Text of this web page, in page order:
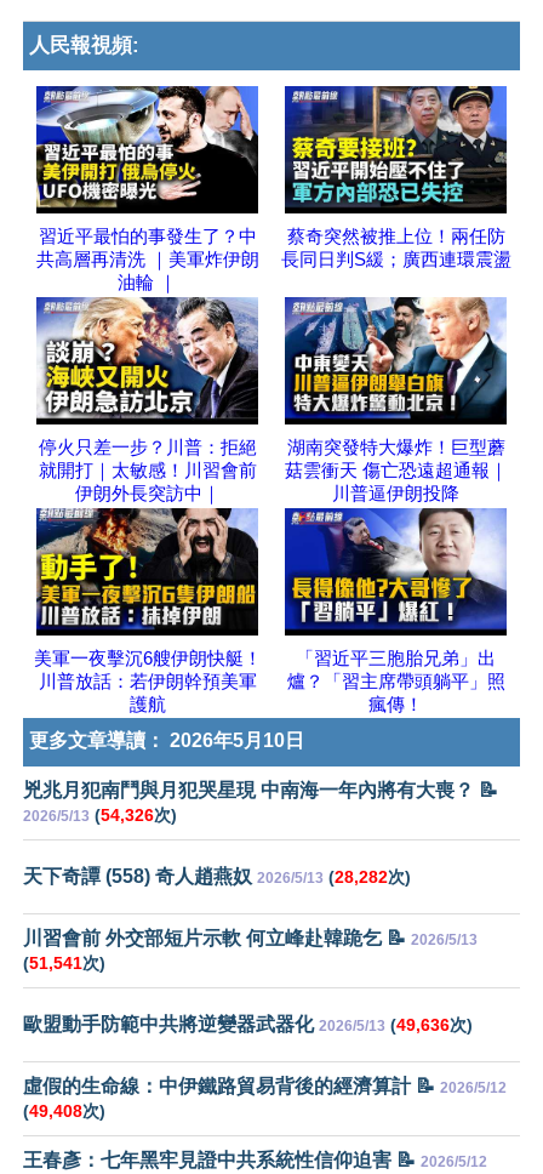
人民報視頻:
習近平最怕的事發生了？中
共高層再清洗 ｜美軍炸伊朗
油輪 ｜
蔡奇突然被推上位！兩任防
長同日判S緩；廣西連環震盪
停火只差一步？川普：拒絕
就開打｜太敏感！川習會前
伊朗外長突訪中｜
湖南突發特大爆炸！巨型蘑
菇雲衝天 傷亡恐遠超通報｜
川普逼伊朗投降
美軍一夜擊沉6艘伊朗快艇！
川普放話：若伊朗幹預美軍
護航
「習近平三胞胎兄弟」出
爐？「習主席帶頭躺平」照
瘋傳！
更多文章導讀： 2026年5月10日
兇兆月犯南鬥與月犯哭星現 中南海一年內將有大喪？ 📝
2026/5/13 (54,326次)
天下奇譚 (558) 奇人趙燕奴 2026/5/13 (28,282次)
川習會前 外交部短片示軟 何立峰赴韓跪乞 📝 2026/5/13
(51,541次)
歐盟動手防範中共將逆變器武器化 2026/5/13 (49,636次)
虛假的生命線：中伊鐵路貿易背後的經濟算計 📝 2026/5/12
(49,408次)
王春彥：七年黑牢見證中共系統性信仰迫害 📝 2026/5/12